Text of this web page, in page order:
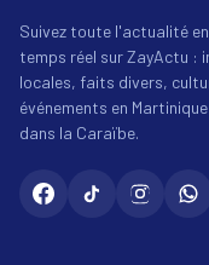
Suivez toute l'actualité en
temps réel sur ZayActu :
locales, faits divers,
événements en
dans la Caraïbe.